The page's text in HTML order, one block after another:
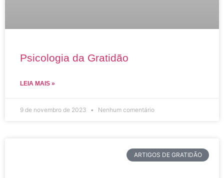
Psicologia da Gratidão
LEIA MAIS »
9 de novembro de 2023 Nenhum comentário
ARTIGOS DE GRATIDÃO